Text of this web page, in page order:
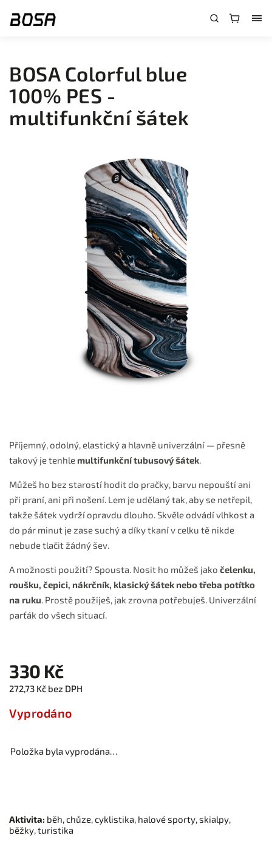
BOSA Colorful blue
100% PES -
multifunkční šátek
Příjemný, odolný, elastický a hlavně univerzální — přesně
takový je tenhle multifunkční tubusový šátek.
Můžeš ho bez starostí hodit do pračky, barvu nepouští ani
při praní, ani při nošení. Lem je udělaný tak, aby se netřepil,
takže šátek vydrží opravdu dlouho. Skvěle odvádí vlhkost a
do pár minut je zase suchý a díky tkaní v celku tě nikde
nebude tlačit žádný šev.
A možnosti použití? Spousta. Nosit ho můžeš jako čelenku,
roušku, čepici, nákrčník, klasický šátek nebo třeba potítko
na ruku. Prostě použiješ, jak zrovna potřebuješ. Univerzální
parťák do všech situací.
330 Kč
272,73 Kč bez DPH
Vyprodáno
Položka byla vyprodána…
Aktivita: běh, chůze, cyklistika, halové sporty, skialpy,
běžky, turistika